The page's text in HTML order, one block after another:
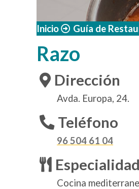
Inicio Guía de
Razo
Dirección
Avda. Europa, 24.
Teléfono
96 504 61 04
Cocina